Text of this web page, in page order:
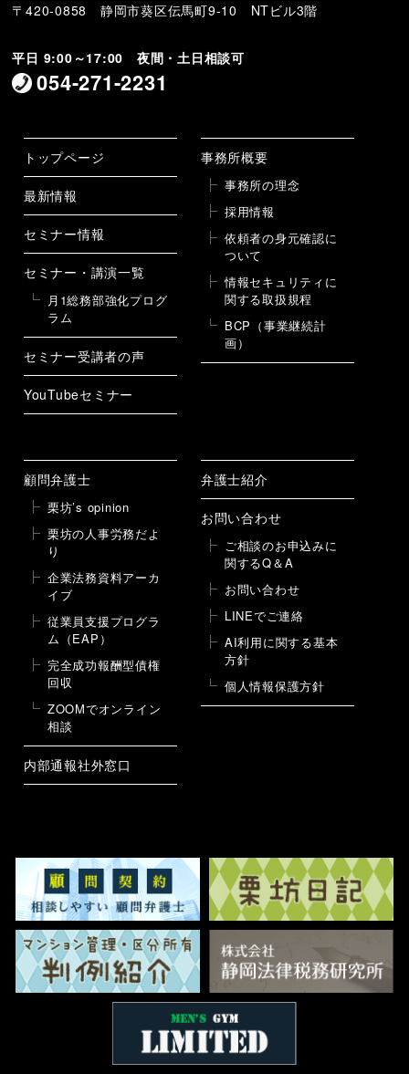
〒420-0858 静岡市葵区伝馬町9-10 NTビル3階
平日 9:00～17:00 夜間・土日相談可
054-271-2231
トップページ
最新情報
セミナー情報
セミナー・講演一覧
月1総務部強化プログ
ラム
セミナー受講者の声
YouTubeセミナー
事務所概要
事務所の理念
採用情報
依頼者の身元確認に
ついて
情報セキュリティに
関する取扱規程
BCP（事業継続計
画）
顧問弁護士
栗坊’s opinion
栗坊の人事労務だよ
り
企業法務資料アーカ
イブ
従業員支援プログラ
ム（EAP）
完全成功報酬型債権
回収
ZOOMでオンライン
相談
内部通報社外窓口
弁護士紹介
お問い合わせ
ご相談のお申込みに
関するQ＆A
お問い合わせ
LINEでご連絡
AI利用に関する基本
方針
個人情報保護方針